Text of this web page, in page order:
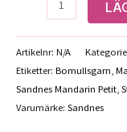
Mandarin
Petit
mängd
Artikelnr: N/A
Etiketter: Bomullsgarn
Sandnes Mandarin Petit
Varumärke: Sandnes